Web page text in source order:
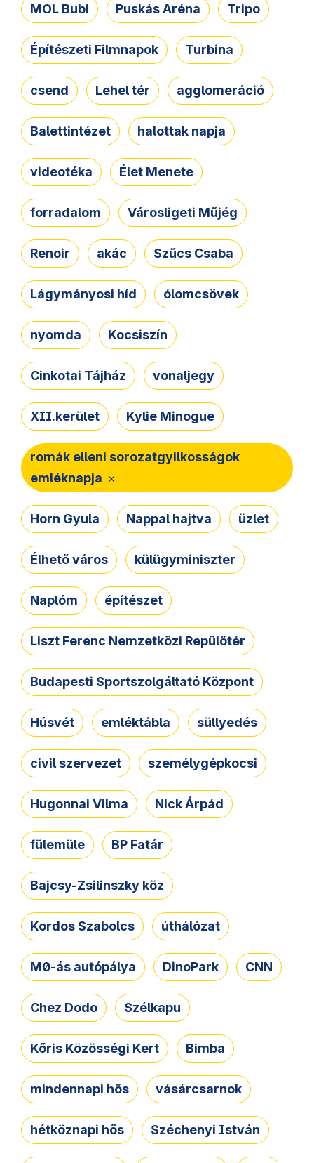
MOL Bubi Puskás Aréna Tripo
Építészeti Filmnapok Turbina
csend Lehel tér agglomeráció
Balettintézet halottak napja
videotéka Élet Menete
forradalom Városligeti Műjég
Renoir akác Szűcs Csaba
Lágymányosi híd ólomcsövek
nyomda Kocsiszín
Cinkotai Tájház vonaljegy
XII.kerület Kylie Minogue
romák elleni sorozatgyilkosságok
emléknapja
Horn Gyula Nappal hajtva üzlet
Élhető város külügyminiszter
Naplóm építészet
Liszt Ferenc Nemzetközi Repülőtér
Budapesti Sportszolgáltató Központ
Húsvét emléktábla süllyedés
civil szervezet személygépkocsi
Hugonnai Vilma Nick Árpád
fülemüle BP Fatár
Bajcsy-Zsilinszky köz
Kordos Szabolcs úthálózat
M0-ás autópálya DinoPark CNN
Chez Dodo Szélkapu
Kőris Közösségi Kert Bimba
mindennapi hős vásárcsarnok
hétköznapi hős Széchenyi István